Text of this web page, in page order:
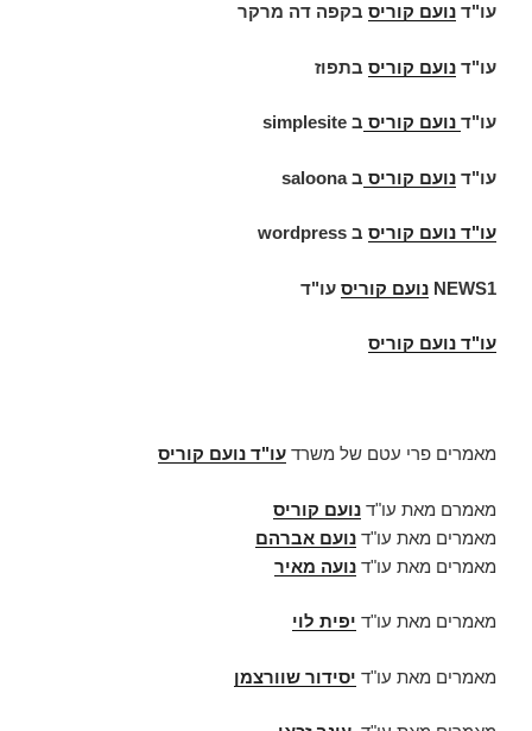
עו"ד נועם קוריס בקפה דה מרקר
עו"ד נועם קוריס בתפוז
עו"ד נועם קוריס ב simplesite
עו"ד נועם קוריס בsaloona
עו"ד נועם קוריס ב wordpress
NEWS1 נועם קוריס עו"ד
עו"ד נועם קוריס
מאמרים פרי עטם של משרד עו"ד נועם קוריס
מאמרם מאת עו"ד נועם קוריס
מאמרים מאת עו"ד נועם אברהם
מאמרים מאת עו"ד נועה מאיר
מאמרים מאת עו"ד יפית לוי
מאמרים מאת עו"ד יסידור שוורצמן